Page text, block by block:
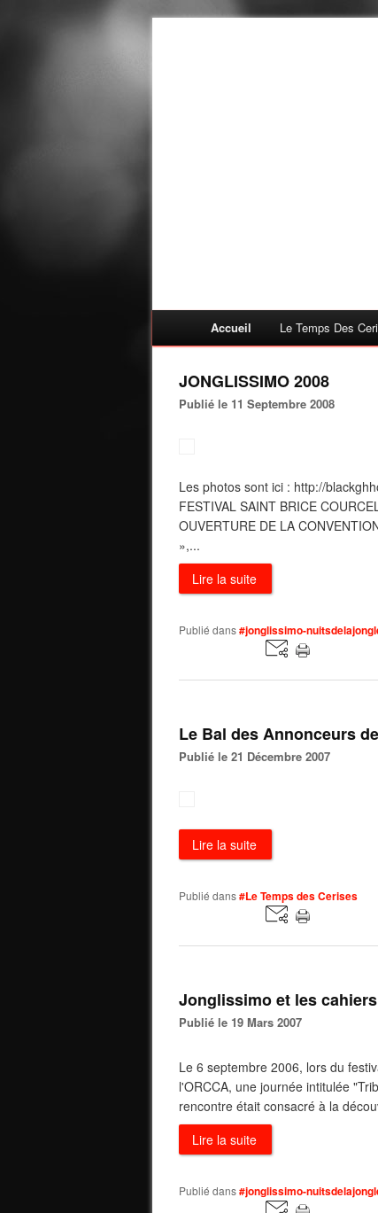
Accueil Le Temps Des
JONGLISSIMO 2008
Publié le 11 Septembre 2008
Les photos sont ici : http://
FESTIVAL SAINT BRICE
OUVERTURE DE LA
»,...
Lire la suite
Publié dans#jonglissimo-
Le Bal des Annonceurs
Publié le 21 Décembre 2007
Lire la suite
Publié dans#Le Temps des Cerises
Jonglissimo et les
Publié le 19 Mars 2007
Le 6 septembre 2006, lors du
l'ORCCA, une journée intitulée
rencontre était consacré à la
Lire la suite
Publié dans#jonglissimo-